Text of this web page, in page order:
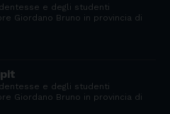
e degli studenti
Giordano Bruno in provincia di
e degli studenti
Giordano Bruno in provincia di